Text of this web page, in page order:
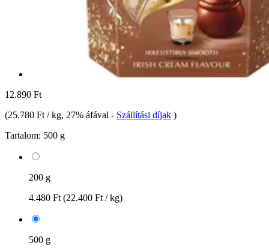
12.890 Ft
(25.780 Ft / kg, 27% áfával - Szállítási díjak )
Tartalom: 500 g
200 g
4.480 Ft (22.400 Ft / kg)
500 g